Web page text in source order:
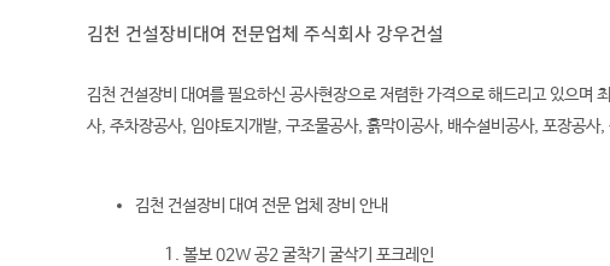
김천 건설장비대여 전문업체 주식회사 강우건설
김천 건설장비 대여를 필요하신 공사현장으로 저렴한 가격으로 해드리고 있으며
사, 주차장공사, 임야토지개발, 구조물공사, 흙막이공사, 배수설비공사, 포장공
김천 건설장비 대여 전문 업체 장비 안내
볼보 02W 공2 굴착기 굴삭기 포크레인